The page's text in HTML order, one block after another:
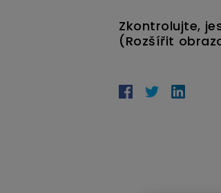
Zkontrolujte,
(Rozšířit